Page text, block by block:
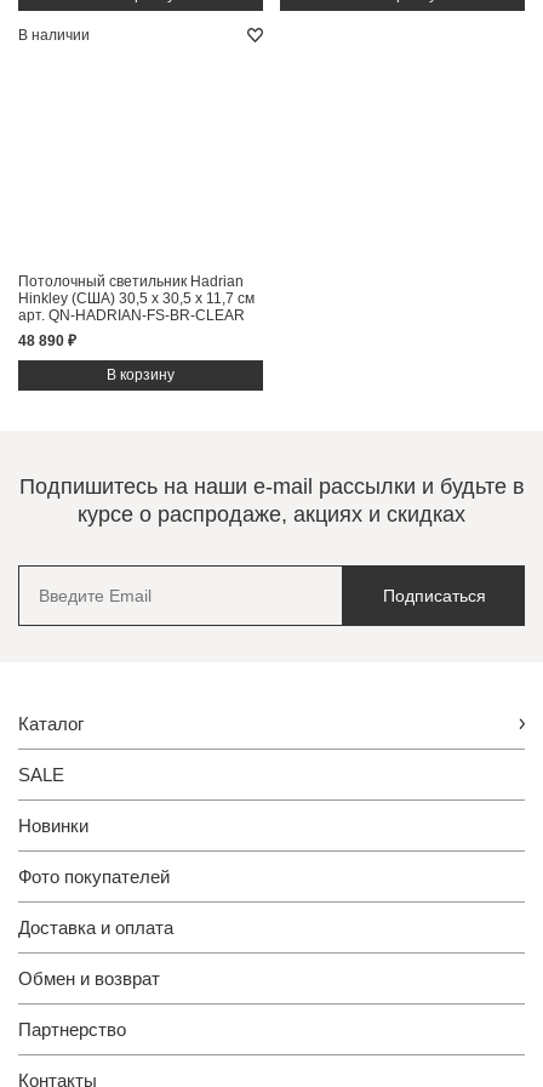
В наличии
Потолочный светильник Hadrian
Hinkley (США) 30,5 x 30,5 x 11,7 см
арт. QN-HADRIAN-FS-BR-CLEAR
48 890 ₽
Подпишитесь на наши e-mail рассылки и будьте в
курсе о распродаже, акциях и скидках
Подписаться
Каталог
SALE
Новинки
Фото покупателей
Доставка и оплата
Обмен и возврат
Партнерство
Контакты